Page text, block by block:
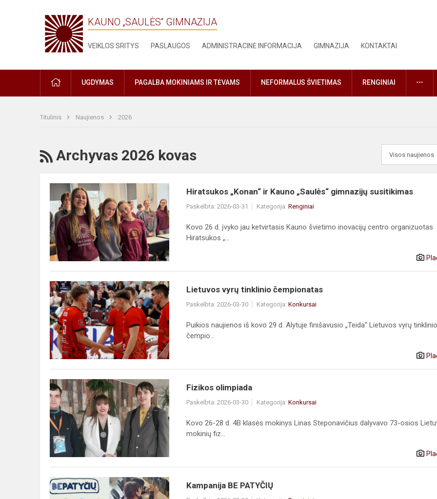
KAUNO „SAULĖS“ GIMNAZIJA
VEIKLOS SRITYS PASLAUGOS ADMINISTRACINĖ INFORMACIJA GIMNAZIJA KONTAKTAI
PRADŽIAUGDYMAS PAGALBA MOKINIAMS IR TĖVAMS NEFORMALUS ŠVIETIMAS RENGINIAI
Titulinis Naujienos 2026
RSS
Archyvas 2026 kovas
Hiratsukos
„Konan“
ir
Kauno
„Saulės“
gimnazijų
susitikimas
Hiratsukos „Konan“ ir Kauno „Saulės“ gimnazijų susitikimas
Paskelbta: 2026-03-31 Kategorija: Renginiai
Kovo 26 d. įvyko jau ketvirtasis Kauno švietimo inovacijų centro organizuotas
Hiratsukos „...
Lietuvos
vyrų
tinklinio
čempionatas
Lietuvos vyrų tinklinio čempionatas
Paskelbta: 2026-03-30 Kategorija: Konkursai
Puikios naujienos iš kovo 29 d. Alytuje finišavusio „Teida“ Lietuvos vyrų tinklinio
čempio...
Fizikos
olimpiada
Fizikos olimpiada
Paskelbta: 2026-03-30 Kategorija: Konkursai
Kovo 26-28 d. 4B klasės mokinys Linas Steponavičius dalyvavo 73-osios
mokinių fiz...
Kampanija
BE
Kampanija BE PATYČIŲ